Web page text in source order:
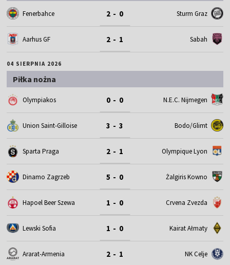
Fenerbahce 2 - 0 Sturm Graz
Aarhus GF 2 - 1 Sabah
04 SIERPNIA 2026
Piłka nożna
Olympiakos 0 - 0 N.E.C. Nijmegen
Union Saint-Gilloise 3 - 3 Bodo/Glimt
Sparta Praga 2 - 1 Olympique Lyon
Dinamo Zagrzeb 5 - 0 Żalgiris Kowno
Hapoel Beer Szewa 1 - 0 Crvena Zvezda
Lewski Sofia 1 - 0 Kairat Ałmaty
Ararat-Armenia 2 - 1 NK Celje